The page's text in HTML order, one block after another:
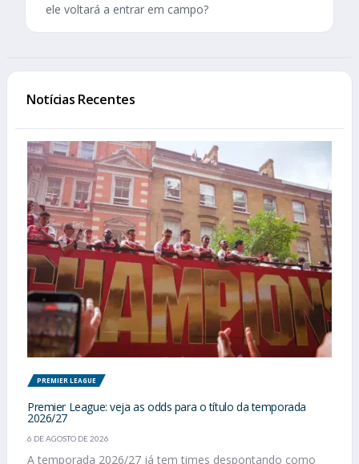
ele voltará a entrar em campo?
Notícias Recentes
PREMIER LEAGUE
Premier League: veja as odds para o título da temporada
2026/27
6 DE AGOSTO DE 2026
A temporada 2026/27 já tem times despontando como